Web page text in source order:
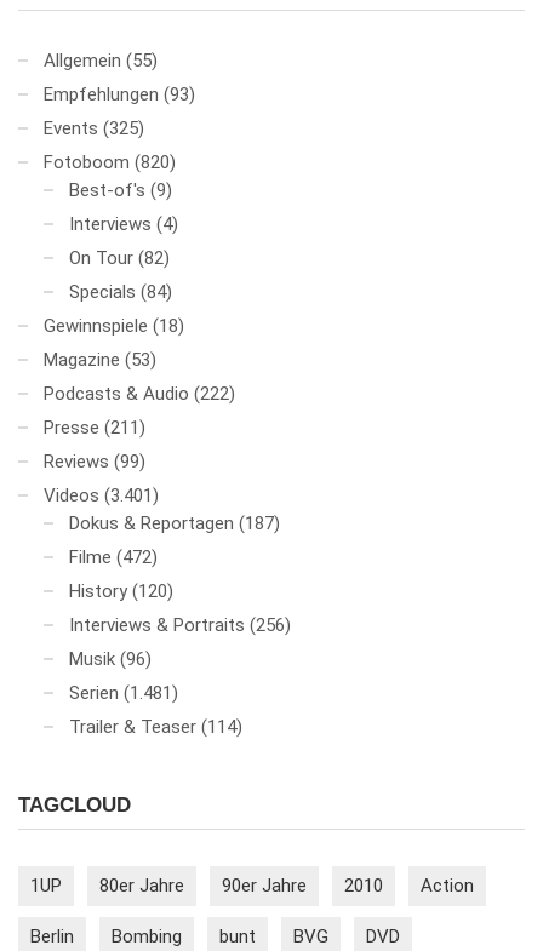
Allgemein (55)
Empfehlungen (93)
Events (325)
Fotoboom (820)
Best-of's (9)
Interviews (4)
On Tour (82)
Specials (84)
Gewinnspiele (18)
Magazine (53)
Podcasts & Audio (222)
Presse (211)
Reviews (99)
Videos (3.401)
Dokus & Reportagen (187)
Filme (472)
History (120)
Interviews & Portraits (256)
Musik (96)
Serien (1.481)
Trailer & Teaser (114)
TAGCLOUD
1UP 80er Jahre 90er Jahre 2010 Action
Berlin Bombing bunt BVG DVD